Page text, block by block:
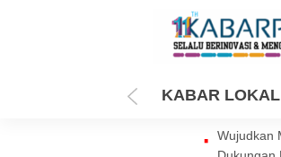
KABAR LOKAL
Wujudkan